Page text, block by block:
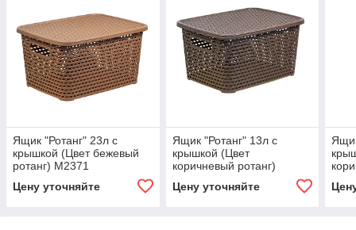
Ящик "Ротанг" 23л с
крышкой (Цвет бежевый
ротанг) М2371
Цену уточняйте
Ящик "Ротанг" 13л с
крышкой (Цвет
коричневый ротанг)
Цену уточняйте